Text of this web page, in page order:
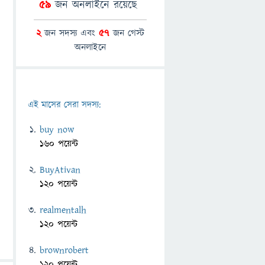
59জন অনলাইনে রয়েছে
2জন সদস্য এবং 57 জন গেস্ট
অনলাইনে
এই মাসের সেরা সদস্য:
buy now
160 পয়েন্ট
BuyAtivan
120 পয়েন্ট
realmentalh
120 পয়েন্ট
brownrobert